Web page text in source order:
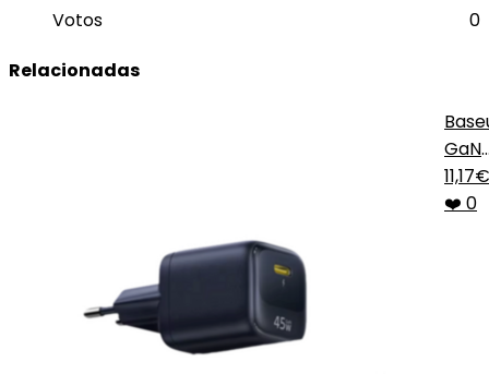
Votos
0
Relacionadas
GaN
45W
❤️ 0